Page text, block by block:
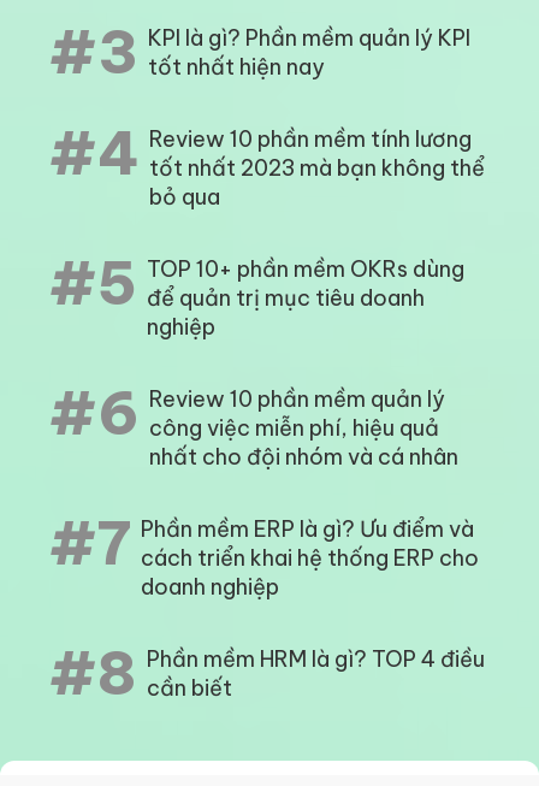
#3 KPI là gì? Phần mềm quản lý KPI
tốt nhất hiện nay
#4 Review 10 phần mềm tính lương
tốt nhất 2023 mà bạn không thể
bỏ qua
#5 TOP 10+ phần mềm OKRs dùng
để quản trị mục tiêu doanh
nghiệp
#6 Review 10 phần mềm quản lý
công việc miễn phí, hiệu quả
nhất cho đội nhóm và cá nhân
#7 Phần mềm ERP là gì? Ưu điểm và
cách triển khai hệ thống ERP cho
doanh nghiệp
#8 Phần mềm HRM là gì? TOP 4 điều
cần biết